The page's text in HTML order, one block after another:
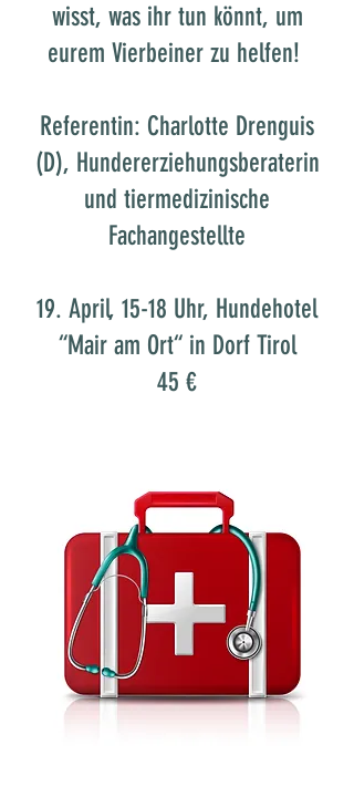
wisst, was ihr tun könnt, um
eurem Vierbeiner zu helfen!
Referentin: Charlotte Drenguis
(D), Hundererziehungsberaterin
und tiermedizinische
Fachangestellte
19. April, 15-18 Uhr, Hundehotel
“Mair am Ort“ in Dorf Tirol
45 €